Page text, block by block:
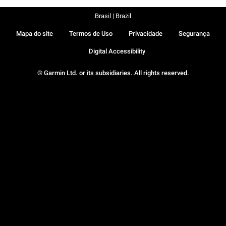
© Garmin Ltd. or its subsidiaries. All rights reserved.
Mapa do site Termos de Uso Privacidade Segurança
Digital Accessibility
Brasil | Brazil